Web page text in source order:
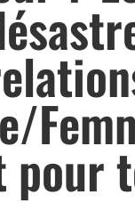
pour